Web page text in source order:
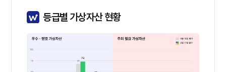
등급별 가상자산 현황